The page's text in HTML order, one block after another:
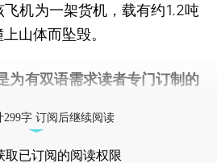
机为一架货机，载有约1.2吨
山体而坠毁。
为有双语需求读者专门订制的
299字 订阅后继续阅读
取已订阅的阅读权限